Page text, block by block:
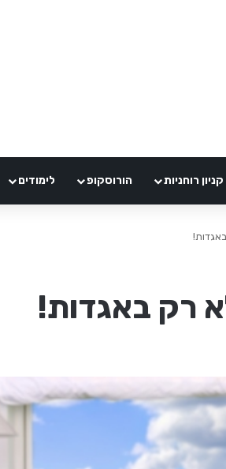
קניון רוחניות הורוסקופ לימודים
רק באגדות!